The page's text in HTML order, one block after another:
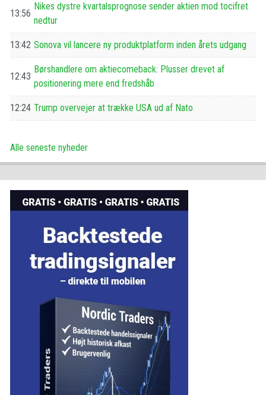
13:56
Nikes dystre kvartalsprognose sender aktien mod tocifret
nedtur
13:42 Sonova vil lancere ny produktplatform inden årets udgang
12:43
Børshandlere om aktiecomeback: Plusser drevet af
positionering mere end fredshåb
12:24 Trump overvejer at trække USA ud af Nato
Alle seneste nyheder